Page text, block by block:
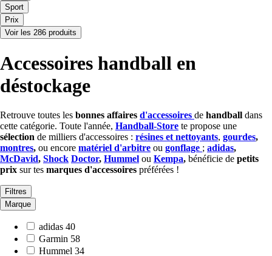
Sport
Prix
Voir les 286 produits
Accessoires handball en
déstockage
Retrouve toutes les bonnes affaires d'accessoires de handball dans
cette catégorie. Toute l'année, Handball-Store te propose une
sélection de milliers d'accessoires : résines et nettoyants, gourdes,
montres, ou encore matériel d'arbitre ou gonflage ; adidas,
McDavid, Shock Doctor, Hummel ou Kempa, bénéficie de petits
prix sur tes marques d'accessoires préférées !
Filtres
Marque
adidas 40
Garmin 58
Hummel 34